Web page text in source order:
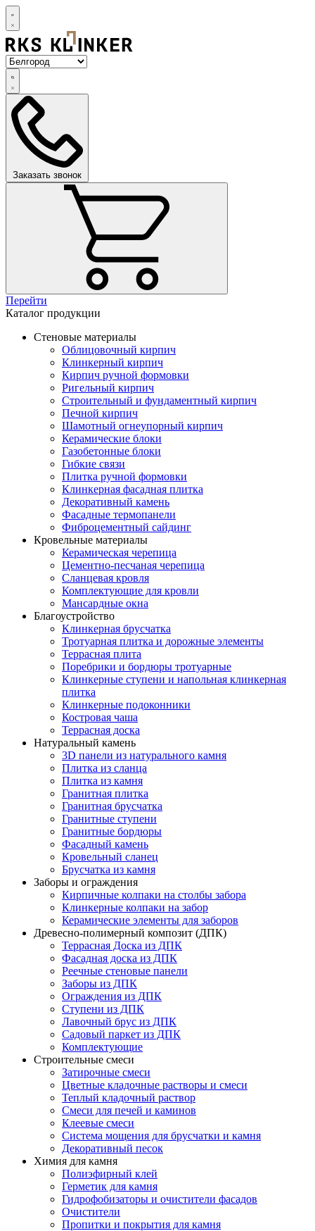
Заказать звонок
Перейти
Каталог продукции
Стеновые материалы
Облицовочный кирпич
Клинкерный кирпич
Кирпич ручной формовки
Ригельный кирпич
Строительный и фундаментный кирпич
Печной кирпич
Шамотный огнеупорный кирпич
Керамические блоки
Газобетонные блоки
Гибкие связи
Плитка ручной формовки
Клинкерная фасадная плитка
Декоративный камень
Фасадные термопанели
Фиброцементный сайдинг
Кровельные материалы
Керамическая черепица
Цементно-песчаная черепица
Сланцевая кровля
Комплектующие для кровли
Мансардные окна
Благоустройство
Клинкерная брусчатка
Тротуарная плитка и дорожные элементы
Террасная плита
Поребрики и бордюры тротуарные
Клинкерные ступени и напольная клинкерная
плитка
Клинкерные подоконники
Костровая чаша
Террасная доска
Натуральный камень
3D панели из натурального камня
Плитка из сланца
Плитка из камня
Гранитная плитка
Гранитная брусчатка
Гранитные ступени
Гранитные бордюры
Фасадный камень
Кровельный сланец
Брусчатка из камня
Заборы и ограждения
Кирпичные колпаки на столбы забора
Клинкерные колпаки на забор
Керамические элементы для заборов
Древесно-полимерный композит (ДПК)
Террасная Доска из ДПК
Фасадная доска из ДПК
Реечные стеновые панели
Заборы из ДПК
Ограждения из ДПК
Ступени из ДПК
Лавочный брус из ДПК
Садовый паркет из ДПК
Комплектующие
Строительные смеси
Затирочные смеси
Цветные кладочные растворы и смеси
Теплый кладочный раствор
Смеси для печей и каминов
Клеевые смеси
Система мощения для брусчатки и камня
Декоративный песок
Химия для камня
Полиэфирный клей
Герметик для камня
Гидрофобизаторы и очистители фасадов
Очистители
Пропитки и покрытия для камня